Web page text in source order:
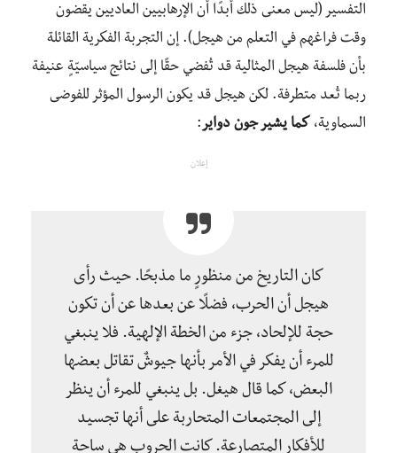
التفسير (ليس معنى ذلك أبدًا أن الإرهابيين العاديين يقضون
وقت فراغهم في التعلم من هيجل). إن التجربة الفكرية القائلة
بأن فلسفة هيجل المثالية قد تُفضي حقًا إلى نتائج سياسيّةٍ عنيفة
ربما تُعد متطرفة. لكن هيجل قد يكون الرسول المؤثر للفوضى
السماوية، كما يشير جون دواير:
إعلان
كان التاريخ من منظورٍ ما مذبحًا. حيث رأى
هيجل أن الحرب، فضلًا عن بعدها عن أن تكون
حجة للإلحاد، جزء من الخطة الإلهية. فلا ينبغي
للمرء أن يفكر في الأمر بأنها جيوشٌ تقاتل بعضها
البعض، كما قال هيغل. بل ينبغي للمرء أن ينظر
إلى المجتمعات المتحاربة على أنها تجسيد
للأفكار المتصارعة. كانت الحروب هي ساحة